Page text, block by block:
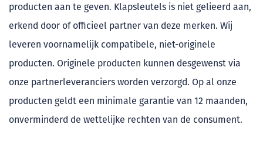
producten aan te geven. Klapsleutels is niet gelieerd aan,
erkend door of officieel partner van deze merken. Wij
leveren voornamelijk compatibele, niet-originele
producten. Originele producten kunnen desgewenst via
onze partnerleveranciers worden verzorgd. Op al onze
producten geldt een minimale garantie van 12 maanden,
onverminderd de wettelijke rechten van de consument.